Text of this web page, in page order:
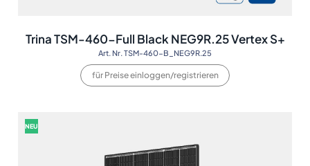
Trina TSM-460-Full Black NEG9R.25 Vertex S+
Art. Nr. TSM-460-B_NEG9R.25
für Preise einloggen/registrieren
NEU